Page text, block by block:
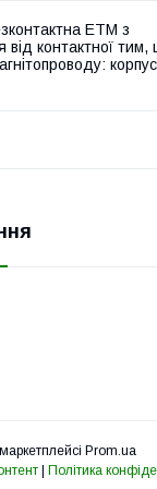
ЕТМ з
від контактної тим,
корпус
Prom.ua
| Політика